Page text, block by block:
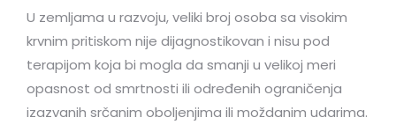
U zemljama u razvoju, veliki broj osoba sa visokim
krvnim pritiskom nije dijagnostikovan i nisu pod
terapijom koja bi mogla da smanji u velikoj meri
opasnost od smrtnosti ili određenih ograničenja
izazvanih srčanim oboljenjima ili moždanim udarima.